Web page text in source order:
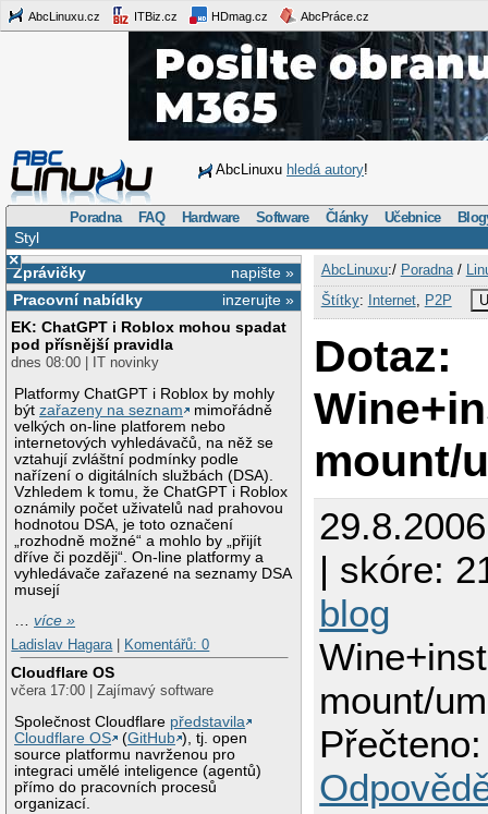
AbcLinuxu.cz ITBiz.cz HDmag.cz AbcPráce.cz
AbcLinuxu hledá autory!
Poradna FAQ Hardware Software Články Učebnice
Styl
×
napište »
Zprávičky
inzerujte »
Pracovní nabídky
EK: ChatGPT i Roblox mohou spadat
pod přísnější pravidla
dnes 08:00 | IT novinky
Platformy ChatGPT i Roblox by mohly
býtzařazeny na seznam
mimořádně
velkých on-line platforem nebo
internetových vyhledávačů, na něž se
vztahují zvláštní podmínky podle
nařízení o digitálních službách (DSA).
Vzhledem k tomu, že ChatGPT i Roblox
oznámily počet uživatelů nad prahovou
hodnotou DSA, je toto označení
„rozhodně možné“ a mohlo by „přijít
dříve či později“. On-line platformy a
vyhledávače zařazené na seznamy DSA
musejí
…více »
Ladislav Hagara
Komentářů: 0
Cloudflare OS
včera 17:00 | Zajímavý software
Společnost Cloudflare představila
Cloudflare OS
(GitHub ), tj. open
source platformu navrženou pro
integraci umělé inteligence (agentů)
přímo do pracovních procesů
organizací.
AbcLinuxu:/ Poradna/
Štítky: Internet, P2P
Dotaz:
mount/
| skóre:
blog
mount/